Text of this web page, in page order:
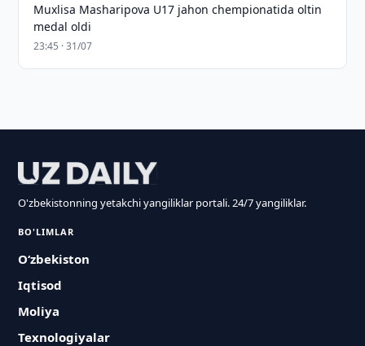
Muxlisa Masharipova U17 jahon chempionatida oltin
medal oldi
23:45 · 31/07
O'zbekistonning yetakchi yangiliklar portali. 24/7 yangiliklar.
BO'LIMLAR
O‘zbekiston
Iqtisod
Moliya
Texnologiyalar